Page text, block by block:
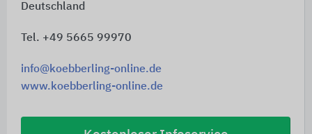
Deutschland
Tel. +49 5665 99970
info@koebberling-online.de
www.koebberling-online.de